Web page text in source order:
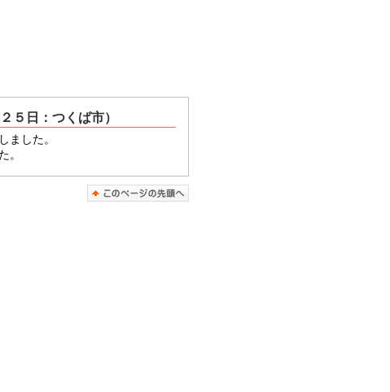
５日：つくば市）
ました。
。